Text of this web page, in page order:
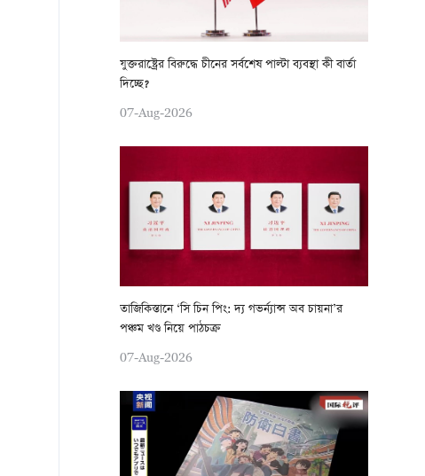
যুক্তরাষ্ট্রের বিরুদ্ধে চীনের সর্বশেষ পাল্টা ব্যবস্থা কী বার্তা
দিচ্ছে?
07-Aug-2026
তাজিকিস্তানে ‘সি চিন পিং: দ্য গভর্ন্যান্স অব চায়না’র
পঞ্চম খণ্ড নিয়ে পাঠচক্র
07-Aug-2026